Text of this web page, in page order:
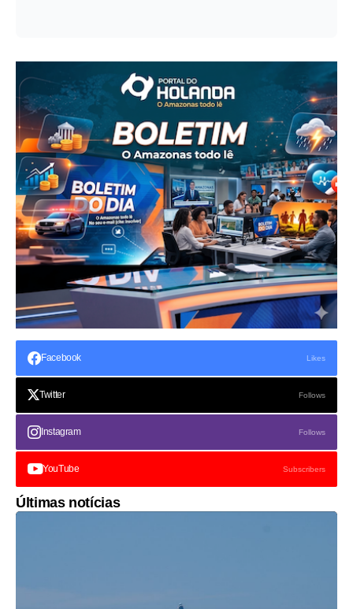
Facebook Likes
Twitter Follows
Instagram Follows
YouTube Subscribers
Últimas notícias